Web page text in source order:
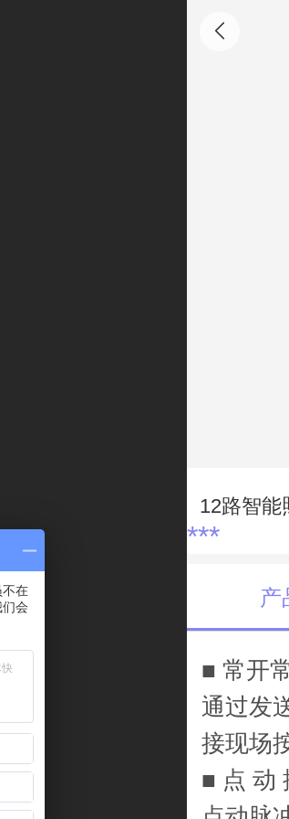
12路智能
***
产
■ 常开
通过发
接现场
■ 点 动
不在
会